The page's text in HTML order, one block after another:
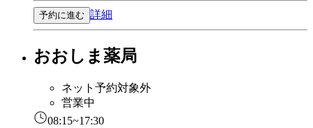
予約に進む 詳細
おおしま薬局
ネット予約対象外
営業中
08:15~17:30